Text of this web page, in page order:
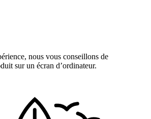
nous vous conseillons de
sur un écran d’ordinateur.